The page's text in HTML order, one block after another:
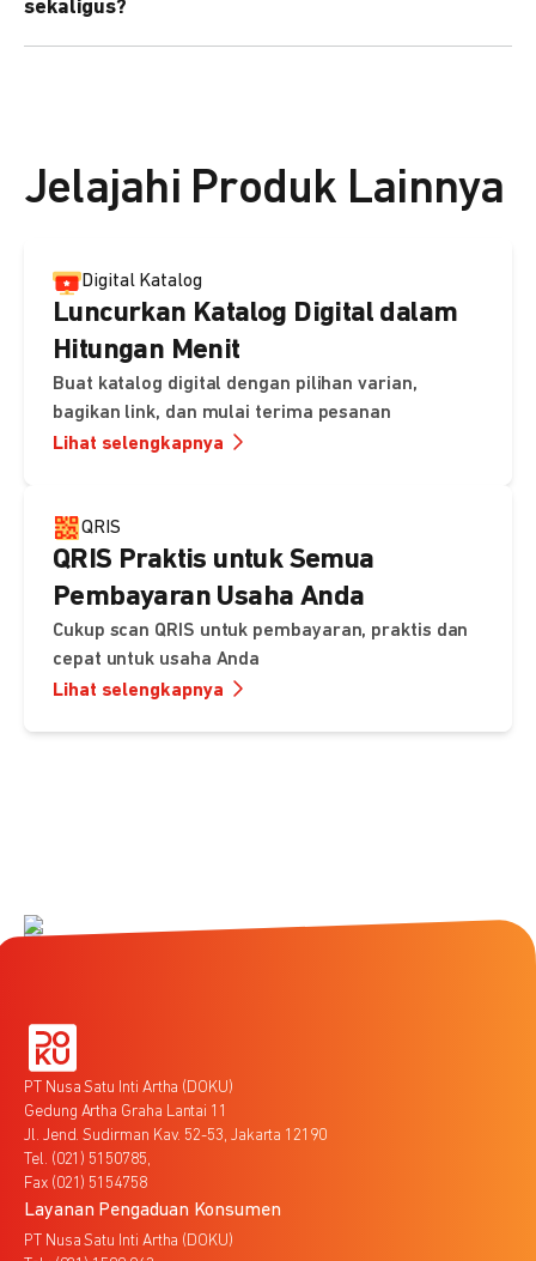
kebutuhan Anda.
sekaligus?
Jelajahi Produk Lainnya
Digital Katalog
Luncurkan Katalog Digital dalam
Hitungan Menit
Buat katalog digital dengan pilihan varian,
bagikan link, dan mulai terima pesanan
Lihat selengkapnya
QRIS
QRIS Praktis untuk Semua
Pembayaran Usaha Anda
Cukup scan QRIS untuk pembayaran, praktis dan
cepat untuk usaha Anda
Lihat selengkapnya
PT Nusa Satu Inti Artha (DOKU)
Gedung Artha Graha Lantai 11
Jl. Jend. Sudirman Kav. 52-53, Jakarta 12190
Tel. (021) 5150785,
Fax (021) 5154758
Layanan Pengaduan Konsumen
PT Nusa Satu Inti Artha (DOKU)